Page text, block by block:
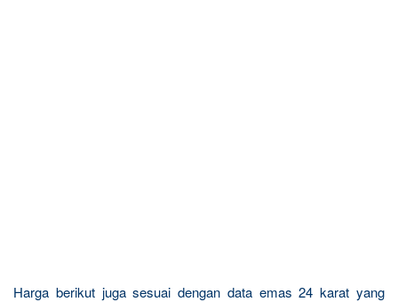
Harga berikut juga sesuai dengan data emas 24 karat yang